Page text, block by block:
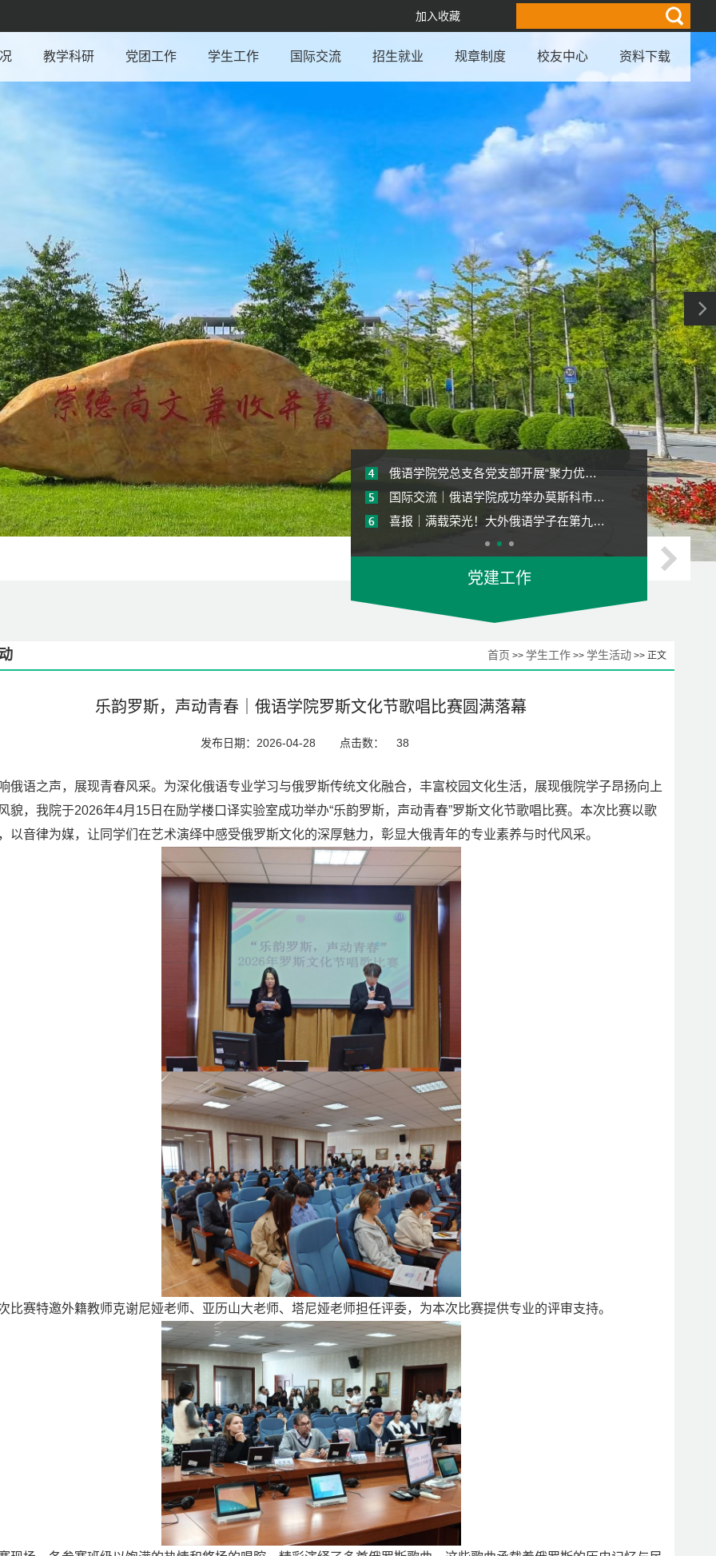
加入收藏
教学科研 党团工作 学生工作 国际交流 招生就业 规章制度 校友中心 资料下载
俄语学院党总支各党支部召开党员纳新…
我校“理解当代中国俄语系列”虚拟教…
淬炼党性修养 深耕实干担当——俄语…
俄语学院党总支各党支部开展“聚力优…
国际交流｜俄语学院成功举办莫斯科市…
喜报｜满载荣光！大外俄语学子在第九…
俄语学院党校培训班举办“树立和践行…
俄语学院党总支开展“树立和践行正确…
【安全教育】｜俄语学院召开各年级假…
俄语学院党总支各党支部召开党员纳新…
我校“理解当代中国俄语系列”虚拟教…
淬炼党性修养 深耕实干担当——俄语…
党建工作
首页 >> 学生工作 >> 学生活动 >> 正文
乐韵罗斯，声动青春｜俄语学院罗斯文化节歌唱比赛圆满落幕
发布日期：2026-04-28 点击数： 38
俄语之声，展现青春风采。为深化俄语专业学习与俄罗斯传统文化融合，丰富校园文化生活，展现俄院学子昂扬向上
貌，我院于2026年4月15日在励学楼口译实验室成功举办“乐韵罗斯，声动青春”罗斯文化节歌唱比赛。本次比赛以歌
以音律为媒，让同学们在艺术演绎中感受俄罗斯文化的深厚魅力，彰显大俄青年的专业素养与时代风采。
比赛特邀外籍教师克谢尼娅老师、亚历山大老师、塔尼娅老师担任评委，为本次比赛提供专业的评审支持。